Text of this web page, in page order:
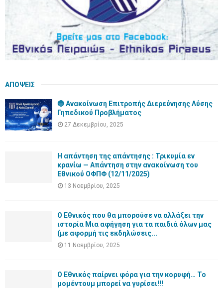
ΑΠΟΨΕΙΣ
🔵 Ανακοίνωση Επιτροπής Διερεύνησης Λύσης
Γηπεδικού Προβλήματος
27 Δεκεμβρίου, 2025
Η απάντηση της απάντησης : Τρικυμία εν
κρανίω — Απάντηση στην ανακοίνωση του
Εθνικού ΟΦΠΦ (12/11/2025)
13 Νοεμβρίου, 2025
Ο Εθνικός που θα μπορούσε να αλλάξει την
ιστορία Μια αφήγηση για τα παιδιά όλων μας
(με αφορμή τις εκδηλώσεις...
11 Νοεμβρίου, 2025
Ο Εθνικός παίρνει φόρα για την κορυφή… Το
μομέντουμ μπορεί να γυρίσει!!!